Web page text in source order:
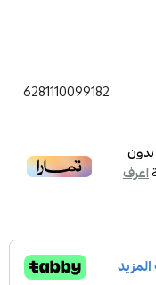
6281110099182
اعرف